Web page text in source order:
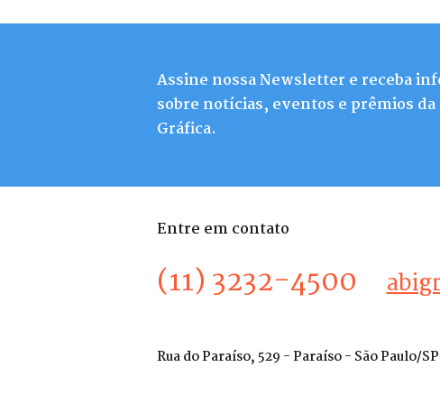
Assine nossa Newsletter e receba
sobre notícias, eventos e prêmios
Gráfica.
Entre em contato
(11) 3232-4500
Rua do Paraíso, 529 - Paraíso - São Paulo/